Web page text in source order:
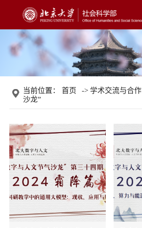
当前位置：首页 ->学术交流与合作
沙龙”